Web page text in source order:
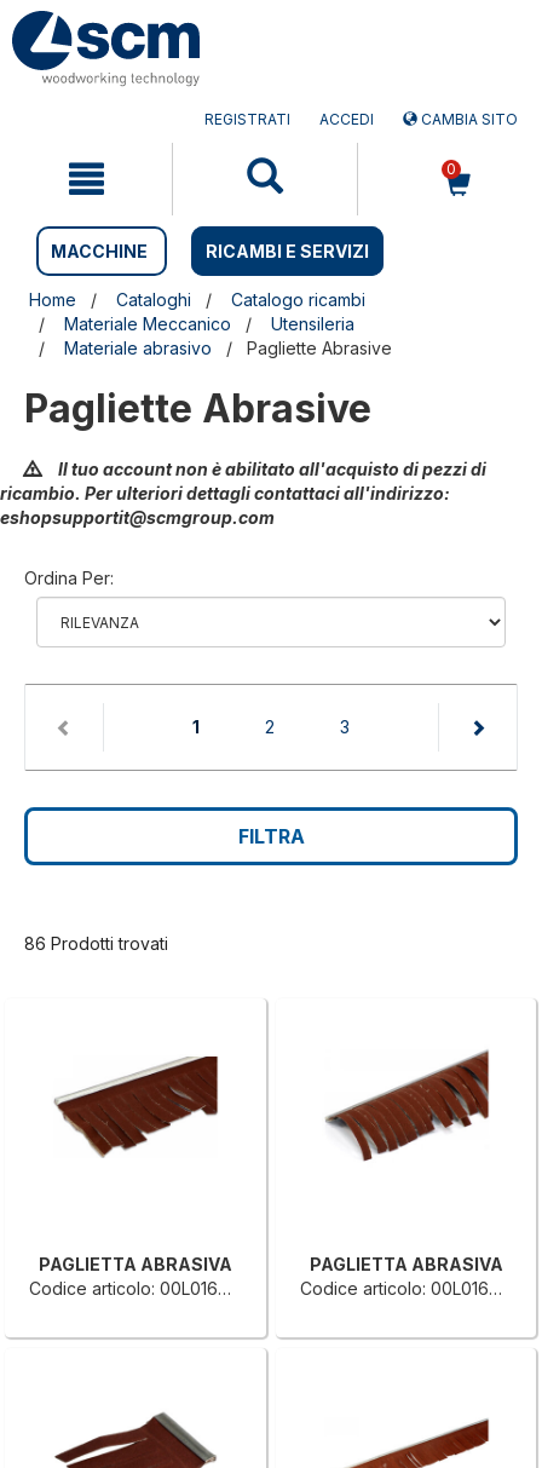
Salta
contenuto
Salta
menu
REGISTRATI ACCEDI CAMBIA SITO
0
MACCHINE RICAMBI E SERVIZI
Home Cataloghi
Catalogo ricambi
Materiale Meccanico
Utensileria
Materiale abrasivo
Pagliette Abrasive
Pagliette Abrasive
Il tuo account non è abilitato all'acquisto di pezzi di
ricambio. Per ulteriori dettagli contattaci all'indirizzo:
eshopsupportit@scmgroup.com
Ordina Per:
1(current)
2 3
FILTRA
86 Prodotti trovati
PAGLIETTA ABRASIVA
Codice articolo: 00L0164289B
PAGLIETTA ABRASIVA
Codice articolo: 00L0164287G